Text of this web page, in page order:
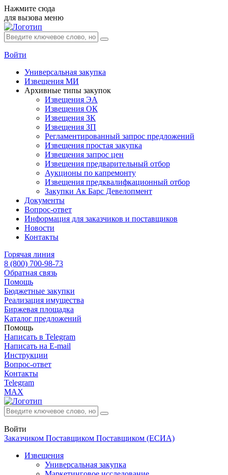
Нажмите сюда
для вызова меню
Войти
Универсальная закупка
Извещения МИ
Архивные типы закупок
Извещения ЭА
Извещения ОК
Извещения ЗК
Извещения ЗП
Регламентированный запрос предложений
Извещения простая закупка
Извещения запрос цен
Извещения предварительный отбор
Аукционы по капремонту
Извещения предквалифкационный отбор
Закупки Ак Барс Девелопмент
Документы
Вопрос-ответ
Информация для заказчиков и поставщиков
Новости
Контакты
Горячая линия
8 (800) 700-98-73
Обратная связь
Помощь
Бюджетные закупки
Реализация имущества
Биржевая площадка
Каталог предложений
Помощь
Написать в Telegram
Написать на E-mail
Инструкции
Вопрос-ответ
Контакты
Telegram
MAX
Войти
Заказчиком Поставщиком Поставщиком (ЕСИА)
Извещения
Универсальная закупка